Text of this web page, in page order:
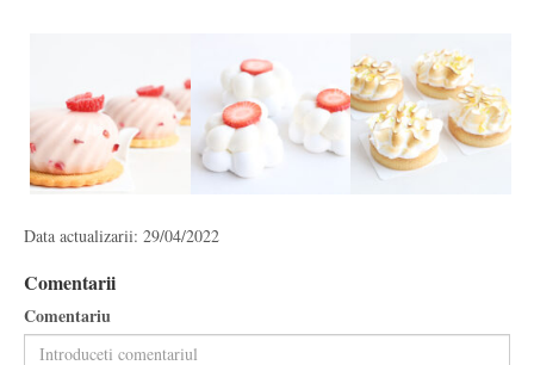
Data actualizarii: 29/04/2022
Comentarii
Comentariu